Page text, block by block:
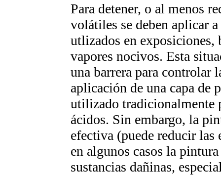
Para detener, o al menos
volátiles se deben aplicar
utlizados en exposiciones,
vapores nocivos. Esta
una barrera para controlar
aplicación de una capa de
utilizado tradicionalmente
ácidos. Sin embargo, la
efectiva (puede reducir
en algunos casos la
sustancias dañinas,